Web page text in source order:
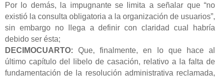
Por lo demás, la impugnante se limita a señalar que “no
existió la consulta obligatoria a la organización de usuarios”,
sin embargo no llega a definir con claridad cual habría
debido ser ésta;
DECIMOCUARTO:Que, finalmente, en lo que hace al
último capítulo del libelo de casación, relativo a la falta de
fundamentación de la resolución administrativa reclamada,